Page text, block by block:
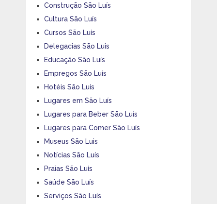
Construção São Luís
Cultura São Luís
Cursos São Luís
Delegacias São Luis
Educação São Luís
Empregos São Luís
Hotéis São Luís
Lugares em São Luís
Lugares para Beber São Luís
Lugares para Comer São Luís
Museus São Luis
Notícias São Luís
Praias São Luís
Saúde São Luís
Serviços São Luís